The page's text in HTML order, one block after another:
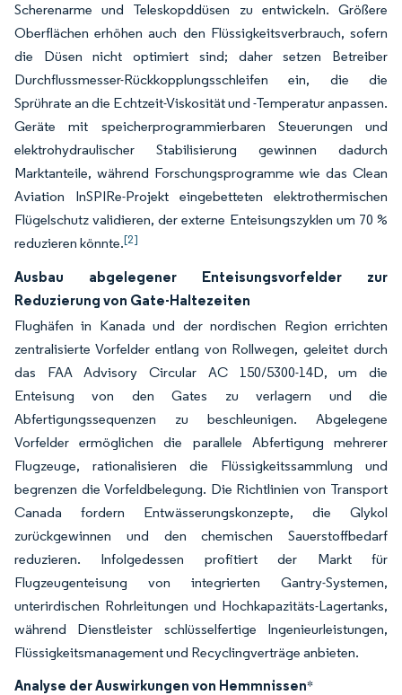
Scherenarme und Teleskopddüsen zu entwickeln. Größere
Oberflächen erhöhen auch den Flüssigkeitsverbrauch, sofern
die Düsen nicht optimiert sind; daher setzen Betreiber
Durchflussmesser-Rückkopplungsschleifen ein, die die
Sprührate an die Echtzeit-Viskosität und -Temperatur anpassen.
Geräte mit speicherprogrammierbaren Steuerungen und
elektrohydraulischer Stabilisierung gewinnen dadurch
Marktanteile, während Forschungsprogramme wie das Clean
Aviation InSPIRe-Projekt eingebetteten elektrothermischen
Flügelschutz validieren, der externe Enteisungszyklen um 70 %
reduzieren könnte.[2]
Ausbau abgelegener Enteisungsvorfelder zur
Reduzierung von Gate-Haltezeiten
Flughäfen in Kanada und der nordischen Region errichten
zentralisierte Vorfelder entlang von Rollwegen, geleitet durch
das FAA Advisory Circular AC 150/5300-14D, um die
Enteisung von den Gates zu verlagern und die
Abfertigungssequenzen zu beschleunigen. Abgelegene
Vorfelder ermöglichen die parallele Abfertigung mehrerer
Flugzeuge, rationalisieren die Flüssigkeitssammlung und
begrenzen die Vorfeldbelegung. Die Richtlinien von Transport
Canada fordern Entwässerungskonzepte, die Glykol
zurückgewinnen und den chemischen Sauerstoffbedarf
reduzieren. Infolgedessen profitiert der Markt für
Flugzeugenteisung von integrierten Gantry-Systemen,
unterirdischen Rohrleitungen und Hochkapazitäts-Lagertanks,
während Dienstleister schlüsselfertige Ingenieurleistungen,
Flüssigkeitsmanagement und Recyclingverträge anbieten.
Analyse der Auswirkungen von Hemmnissen*